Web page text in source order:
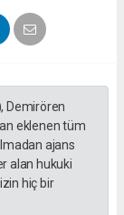
Demirören
eklenen tüm
ajans
alan hukuki
hiç bir